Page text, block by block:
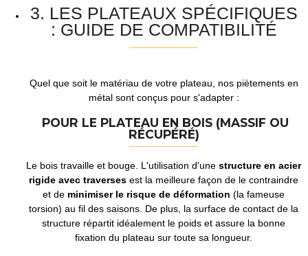
3. LES PLATEAUX SPÉCIFIQUES
: GUIDE DE COMPATIBILITÉ
Quel que soit le matériau de votre plateau, nos piètements en
métal sont conçus pour s'adapter :
POUR LE PLATEAU EN BOIS (MASSIF OU
RÉCUPÉRÉ)
Le bois travaille et bouge. L'utilisation d'une structure en acier
rigide avec traverses est la meilleure façon de le contraindre
et de minimiser le risque de déformation (la fameuse
torsion) au fil des saisons. De plus, la surface de contact de la
structure répartit idéalement le poids et assure la bonne
fixation du plateau sur toute sa longueur.